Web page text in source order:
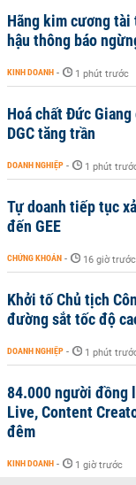
Hãng kim cương
hậu thông báo
KINH DOANH - 1 phút trước
Hoá chất Đức
DGC tăng trần
DOANH NGHIỆP - 1 phút
Tự doanh tiếp tục
đến GEE
CHỨNG KHOÁN - 16 giờ trước
Khởi tố Chủ tịch
đường sắt tốc độ
DOANH NGHIỆP - 1 phút
84.000 người đồng
Live, Content
đêm
KINH DOANH - 1 giờ trước